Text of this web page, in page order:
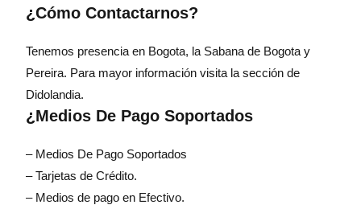
¿Cómo Contactarnos?
Tenemos presencia en Bogota, la Sabana de Bogota y
Pereira. Para mayor información visita la sección de
Didolandia.
¿Medios De Pago Soportados
– Medios De Pago Soportados
– Tarjetas de Crédito.
– Medios de pago en Efectivo.